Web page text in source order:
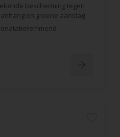
bescherming tegen
en groene aanslag